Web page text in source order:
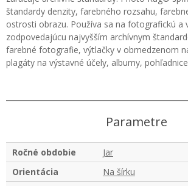
štandardy denzity, farebného rozsahu,
ostrosti obrazu. Používa sa na fotografickú a
zodpovedajúcu najvyšším archívnym
farebné fotografie, výtlačky v obmedzenom
plagáty na výstavné účely, albumy,
Parametre
Ročné obdobie
Jar
Orientácia
Na šírku